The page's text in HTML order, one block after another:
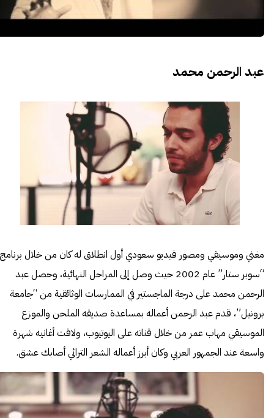
عبد الرحمن محمد
مغني وموسيقي ومصور فيديو سعودي أول انطلاق له كان من خلال برنامج
“سوبر ستار” عام 2002 حيث وصل إلى المراحل النهائية، وحصل عبد
الرحمن محمد على درجة الماجستير في الممارسات الوثائقية من “جامعة
برونيل”، قدم عبد الرحمن أعماله بمساعدة صديقه الملحن والموزع
الموسيقي مهاب عمر من خلال قناته على اليوتيوب، ولاقت أغانيه شهرة
واسعة عند الجمهور العربي وكان أبرز أعماله الشعر التراثي أصابك عشق.